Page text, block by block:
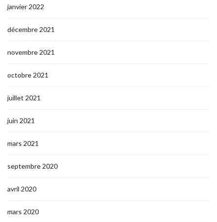
janvier 2022
décembre 2021
novembre 2021
octobre 2021
juillet 2021
juin 2021
mars 2021
septembre 2020
avril 2020
mars 2020